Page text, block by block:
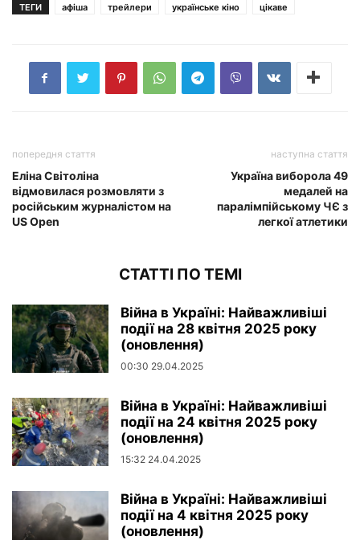
ТЕГИ афіша трейлери українське кіно цікаве
попередня стаття
Еліна Світоліна
відмовилася розмовляти з
російським журналістом на
US Open
наступна стаття
Україна виборола 49
медалей на
паралімпійському ЧЄ з
легкої атлетики
СТАТТІ ПО ТЕМІ
Війна в Україні: Найважливіші
події на 28 квітня 2025 року
(оновлення)
00:30 29.04.2025
Війна в Україні: Найважливіші
події на 24 квітня 2025 року
(оновлення)
15:32 24.04.2025
Війна в Україні: Найважливіші
події на 4 квітня 2025 року
(оновлення)